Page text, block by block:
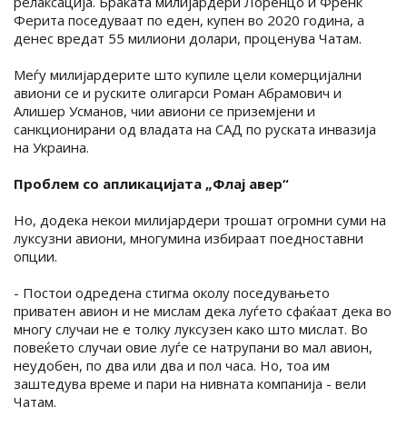
Ферита поседуваат по еден, купен во 2020 година, а
денес вредат 55 милиони долари, проценува Чатам.
Меѓу милијардерите што купиле цели комерцијални
авиони се и руските олигарси Роман Абрамович и
Алишер Усманов, чии авиони се приземјени и
санкционирани од владата на САД по руската инвазија
на Украина.
Проблем со апликацијата „Флај авер“
Но, додека некои милијардери трошат огромни суми на
луксузни авиони, многумина избираат поедноставни
опции.
- Постои одредена стигма околу поседувањето
приватен авион и не мислам дека луѓето сфаќаат дека во
многу случаи не е толку луксузен како што мислат. Во
повеќето случаи овие луѓе се натрупани во мал авион,
неудобен, по два или два и пол часа. Но, тоа им
заштедува време и пари на нивната компанија - вели
Чатам.